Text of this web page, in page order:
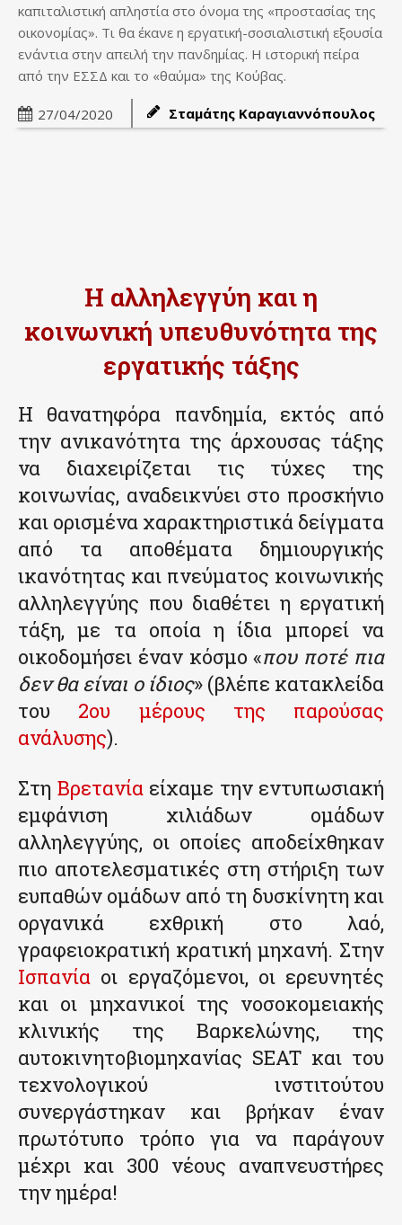
καπιταλιστική απληστία στο όνομα της «προστασίας της
οικονομίας». Τι θα έκανε η εργατική-σοσιαλιστική εξουσία
ενάντια στην απειλή την πανδημίας. Η ιστορική πείρα
από την ΕΣΣΔ και το «θαύμα» της Κούβας.
27/04/2020 Σταμάτης Καραγιαννόπουλος
Η αλληλεγγύη και η
κοινωνική υπευθυνότητα της
εργατικής τάξης
Η θανατηφόρα πανδημία, εκτός από
την ανικανότητα της άρχουσας τάξης
να διαχειρίζεται τις τύχες της
κοινωνίας, αναδεικνύει στο προσκήνιο
και ορισμένα χαρακτηριστικά δείγματα
από τα αποθέματα δημιουργικής
ικανότητας και πνεύματος κοινωνικής
αλληλεγγύης που διαθέτει η εργατική
τάξη, με τα οποία η ίδια μπορεί να
οικοδομήσει έναν κόσμο «που ποτέ πια
δεν θα είναι ο ίδιος» (βλέπε κατακλείδα
του 2ου μέρους της παρούσας
ανάλυσης).
Στη Βρετανίαείχαμε την εντυπωσιακή
εμφάνιση χιλιάδων ομάδων
αλληλεγγύης, οι οποίες αποδείχθηκαν
πιο αποτελεσματικές στη στήριξη των
ευπαθών ομάδων από τη δυσκίνητη και
οργανικά εχθρική στο λαό,
γραφειοκρατική κρατική μηχανή. Στην
Ισπανία οι εργαζόμενοι, οι ερευνητές
και οι μηχανικοί της νοσοκομειακής
κλινικής της Βαρκελώνης, της
αυτοκινητοβιομηχανίας SEAT και του
τεχνολογικού ινστιτούτου
συνεργάστηκαν και βρήκαν έναν
πρωτότυπο τρόπο για να παράγουν
μέχρι και 300 νέους αναπνευστήρες
την ημέρα!